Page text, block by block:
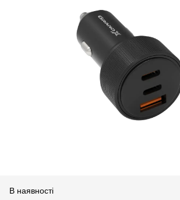
В наявності